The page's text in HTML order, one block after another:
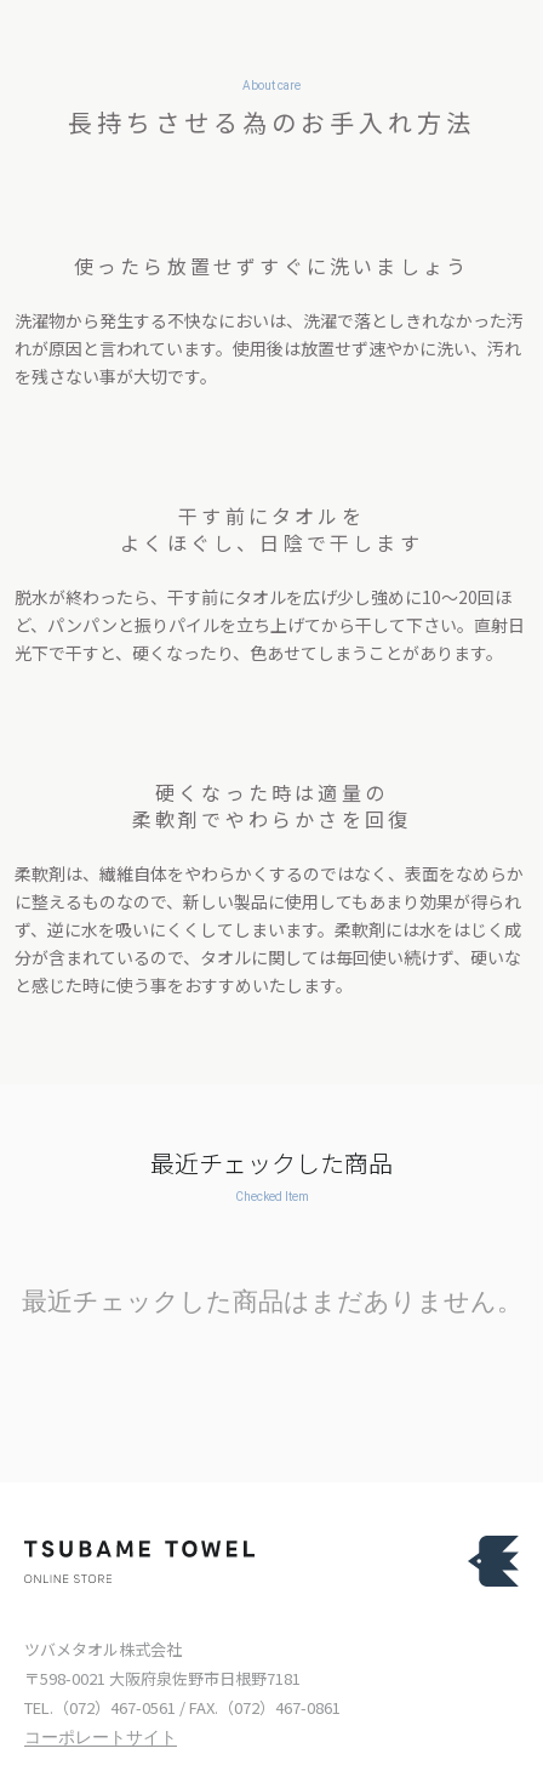
About care
長持ちさせる為のお手入れ方法
使ったら放置せず すぐに洗いましょう
洗濯物から発生する不快なにおいは、洗濯で落としきれなかった汚
れが原因と言われています。使用後は放置せず速やかに洗い、汚れ
を残さない事が大切です。
干す前にタオルを
よくほぐし、日陰で干します
脱水が終わったら、干す前にタオルを広げ少し強めに10〜20回ほ
ど、パンパンと振りパイルを立ち上げてから干して下さい。直射日
光下で干すと、硬くなったり、色あせてしまうことがあります。
硬くなった時は適量の
柔軟剤でやわらかさを回復
柔軟剤は、繊維自体をやわらかくするのではなく、表面をなめらか
に整えるものなので、新しい製品に使用してもあまり効果が得られ
ず、逆に水を吸いにくくしてしまいます。柔軟剤には水をはじく成
分が含まれているので、タオルに関しては毎回使い続けず、硬いな
と感じた時に使う事をおすすめいたします。
最近チェックした商品
Checked Item
最近チェックした商品はまだありません。
ツバメタオル株式会社
〒598-0021 大阪府泉佐野市日根野7181
TEL.（072）467-0561 / FAX.（072）467-0861
コーポレートサイト